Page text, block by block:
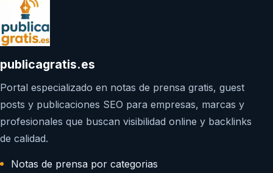
publicagratis.es
Portal especializado en notas de prensa gratis, guest
posts y publicaciones SEO para empresas, marcas y
profesionales que buscan visibilidad online y backlinks
de calidad.
Notas de prensa por categorias